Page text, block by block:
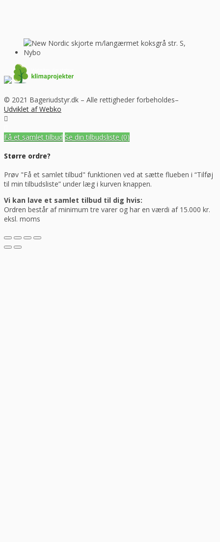
© 2021 Bageriudstyr.dk – Alle rettigheder forbeholdes–
Udviklet af Webko
Få et samlet tilbud Se din tilbudsliste (0)
Større ordre?
Prøv "Få et samlet tilbud" funktionen ved at sætte flueben i “Tilføj
til min tilbudsliste” under læg i kurven knappen.
Vi kan lave et samlet tilbud til dig hvis:
Ordren består af minimum tre varer og har en værdi af 15.000 kr.
eksl. moms